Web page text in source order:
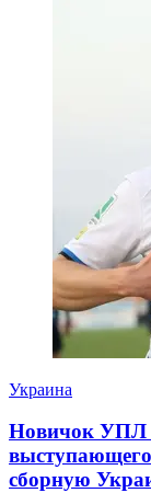
Украина
Новичок УПЛ
сборную